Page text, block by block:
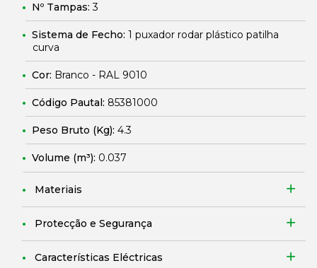
Nº Tampas:3
Sistema de Fecho: 1 puxador rodar plástico patilha
curva
Cor: Branco - RAL 9010
Código Pautal: 85381000
Peso Bruto (Kg): 4.3
Volume (m³): 0.037
Materiais
Protecção e Segurança
Características Eléctricas